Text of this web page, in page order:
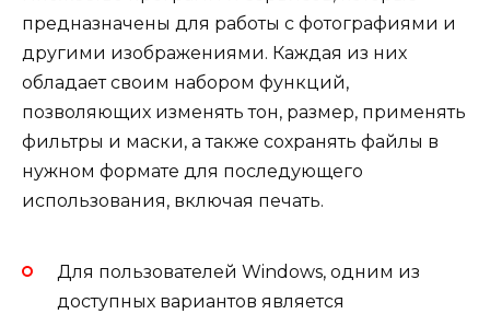
предназначены для работы с фотографиями и
другими изображениями. Каждая из них
обладает своим набором функций,
позволяющих изменять тон, размер, применять
фильтры и маски, а также сохранять файлы в
нужном формате для последующего
использования, включая печать.
Для пользователей Windows, одним из
доступных вариантов является